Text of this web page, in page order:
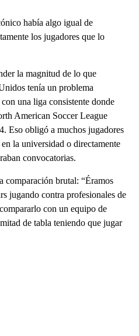
había algo igual de
los jugadores que lo
la magnitud de lo que
tenía un problema
una liga consistente donde
American Soccer League
Eso obligó a muchos jugadores
la universidad o directamente
convocatorias.
comparación brutal: “Éramos
jugando contra profesionales de
con un equipo de
de tabla teniendo que jugar